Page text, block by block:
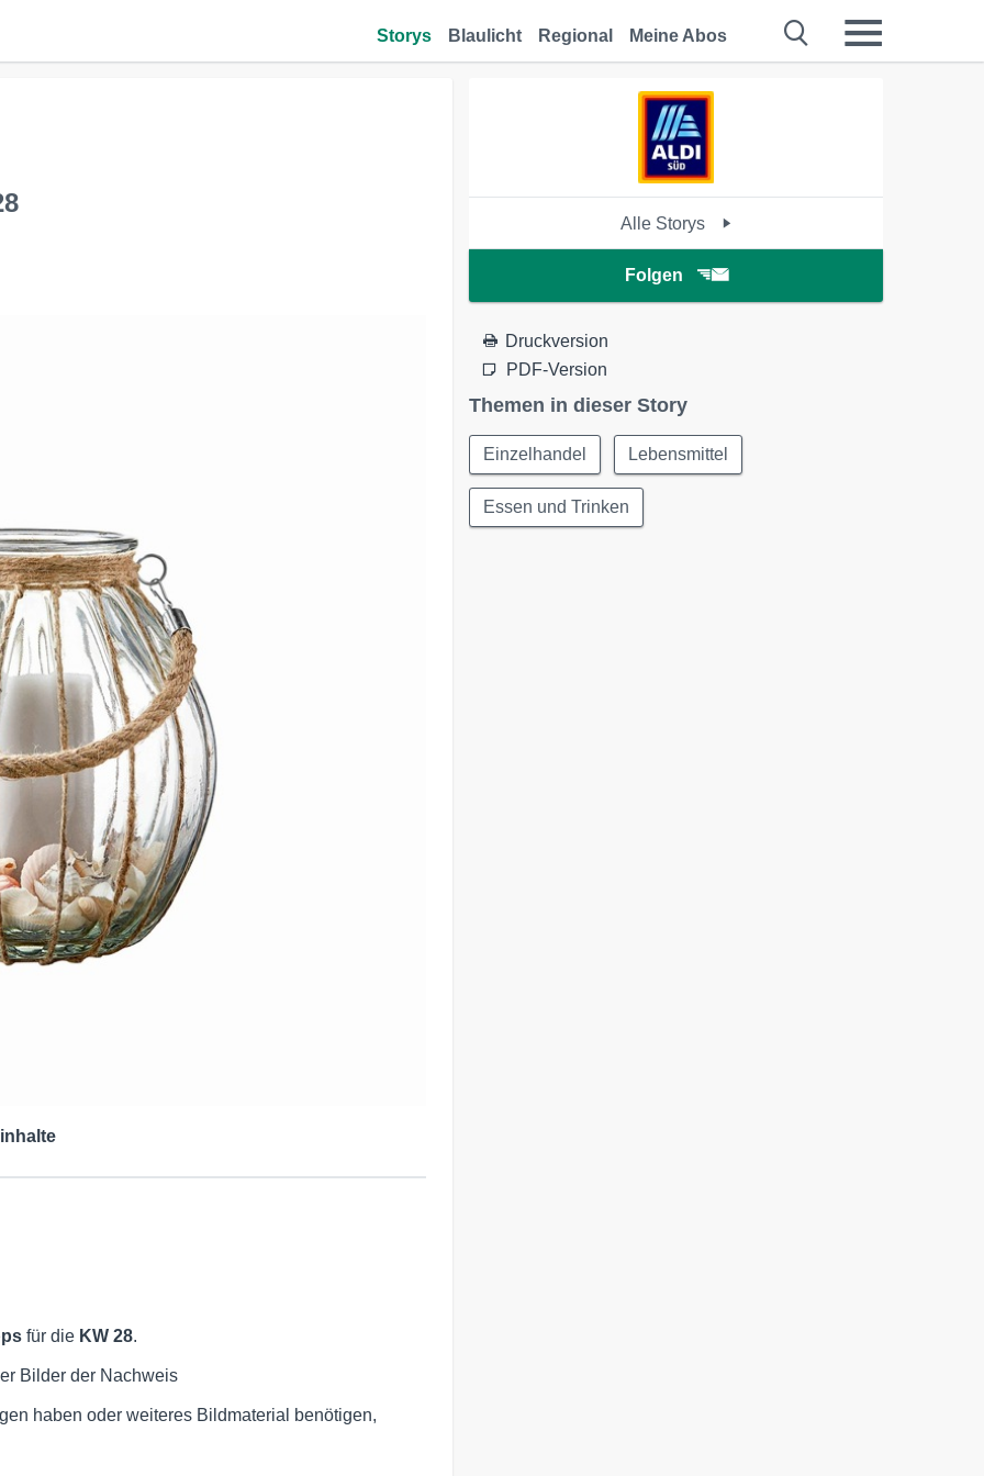
Storys Blaulicht Regional Meine Abos
für die KW 28.
Bilder der Nachweis
haben oder weiteres Bildmaterial benötigen,
Alle Storys
Folgen
Druckversion
PDF-Version
Themen in dieser Story
Einzelhandel Lebensmittel
Essen und Trinken